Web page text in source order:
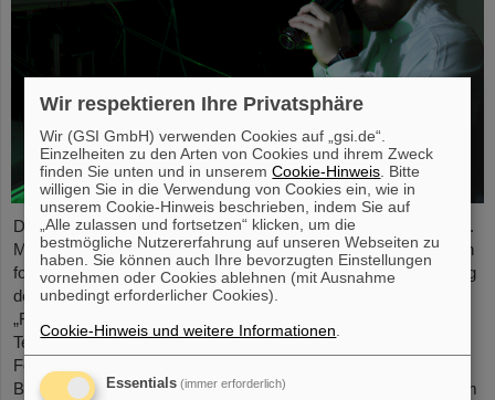
Dr. Yannik Zobus, Laserphysiker bei GSI/FAIR, leitet seit dem 1.
Mai 2026 die Nachwuchsgruppe LASE-FUSE (LAser Simulation
for Enhanced FUSion Efficiency – Lasersimulation zur Erhöhung
der Fusionseffizienz). Im Rahmen des Förderprogramms
„Fusionstalente“ des Bundesministeriums für Forschung,
Technologie und Raumfahrt (BMFTR) erhält das Projekt eine
Förderung in Höhe von drei Millionen Euro über fünf Jahre.
Bereits zum zweiten Mal wird somit ein Projekt von GSI/FAIR im
Wir respektieren Ihre Privatsphäre
Wir (GSI GmbH) verwenden Cookies auf „gsi.de“.
Einzelheiten zu den Arten von Cookies und ihrem Zweck
finden Sie unten und in unseremCookie-Hinweis . Bitte
willigen Sie in die Verwendung von Cookies ein, wie in
unserem Cookie-Hinweis beschrieben, indem Sie auf
„Alle zulassen und fortsetzen“ klicken, um die
bestmögliche Nutzererfahrung auf unseren Webseiten zu
haben. Sie können auch Ihre bevorzugten Einstellungen
vornehmen oder Cookies ablehnen (mit Ausnahme
unbedingt erforderlicher Cookies).
Cookie-Hinweis und weitere Informationen
Essentials (immer erforderlich)